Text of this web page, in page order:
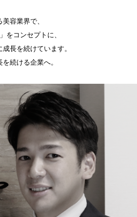
容業界で、
をコンセプトに、
長を続けています。
続ける企業へ。